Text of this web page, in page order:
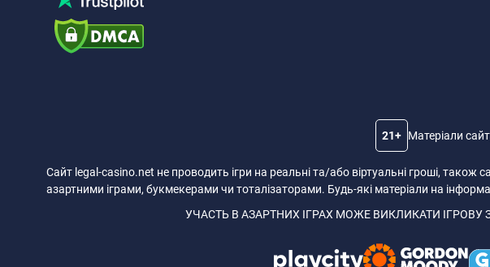
21+ Матеріали
Сайт legal-casino.net не проводить ігри на реальні та/або віртуальні гроші, також
азартними іграми, букмекерами чи тоталізаторами. Будь-які матеріали на
УЧАСТЬ В АЗАРТНИХ ІГРАХ МОЖЕ ВИКЛИКАТИ